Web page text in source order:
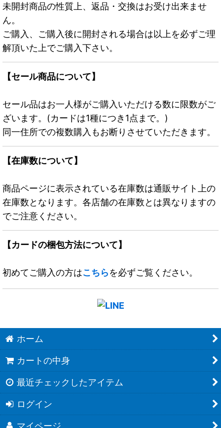
未開封商品の性質上、返品・交換はお受け出来ませ
ん。
ご購入、ご購入後に開封される場合は以上を必ずご理
解頂いた上でご購入下さい。
【セール商品について】
セール品はお一人様がご購入いただける数に限数がご
ざいます。(カードは1種につき1点まで。)
同一住所での複数購入もお断りさせていただきます。
【在庫数について】
商品ページに表示されている在庫数は通販サイト上の
在庫数となります。各店舗の在庫数とは異なりますの
でご注意ください。
【カードの梱包方法について】
初めてご購入の方はこちらを必ずご覧ください。
ホーム
カートの中身
最近チェックしたアイテム
ログイン
マイページ